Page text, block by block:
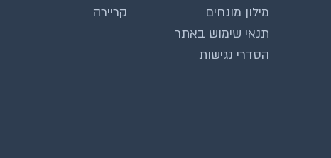
מילון מונחים
תנאי שימוש באתר
הסדרי נגישות
קריירה